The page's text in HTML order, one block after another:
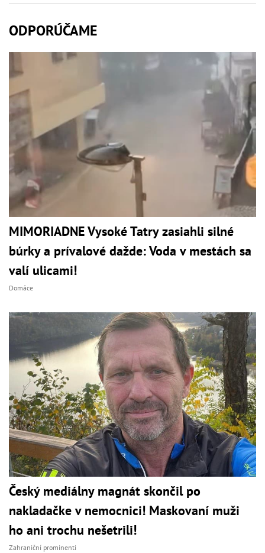
ODPORÚČAME
MIMORIADNE Vysoké Tatry zasiahli silné
búrky a prívalové dažde: Voda v mestách sa
valí ulicami!
Domáce
Český mediálny magnát skončil po
nakladačke v nemocnici! Maskovaní muži
ho ani trochu nešetrili!
Zahraniční prominenti